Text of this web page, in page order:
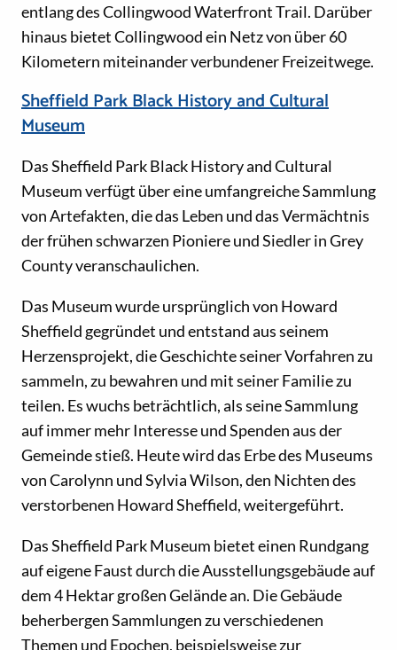
entlang des Collingwood Waterfront Trail. Darüber
hinaus bietet Collingwood ein Netz von über 60
Kilometern miteinander verbundener Freizeitwege.
Sheffield Park Black History and Cultural
Museum
Das Sheffield Park Black History and Cultural
Museum verfügt über eine umfangreiche Sammlung
von Artefakten, die das Leben und das Vermächtnis
der frühen schwarzen Pioniere und Siedler in Grey
County veranschaulichen.
Das Museum wurde ursprünglich von Howard
Sheffield gegründet und entstand aus seinem
Herzensprojekt, die Geschichte seiner Vorfahren zu
sammeln, zu bewahren und mit seiner Familie zu
teilen. Es wuchs beträchtlich, als seine Sammlung
auf immer mehr Interesse und Spenden aus der
Gemeinde stieß. Heute wird das Erbe des Museums
von Carolynn und Sylvia Wilson, den Nichten des
verstorbenen Howard Sheffield, weitergeführt.
Das Sheffield Park Museum bietet einen Rundgang
auf eigene Faust durch die Ausstellungsgebäude auf
dem 4 Hektar großen Gelände an. Die Gebäude
beherbergen Sammlungen zu verschiedenen
Themen und Epochen, beispielsweise zur